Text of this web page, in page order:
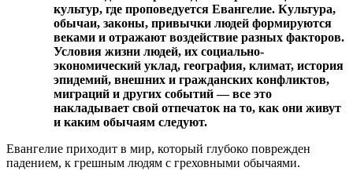
культур, где проповедуется Евангелие. Культура,
обычаи, законы, привычки людей формируются
веками и отражают воздействие разных факторов.
Условия жизни людей, их социально-
экономический уклад, география, климат, история
эпидемий, внешних и гражданских конфликтов,
миграций и других событий — все это
накладывает свой отпечаток на то, как они живут
и каким обычаям следуют.
Евангелие приходит в мир, который глубоко поврежден
падением, к грешным людям с греховными обычаями.